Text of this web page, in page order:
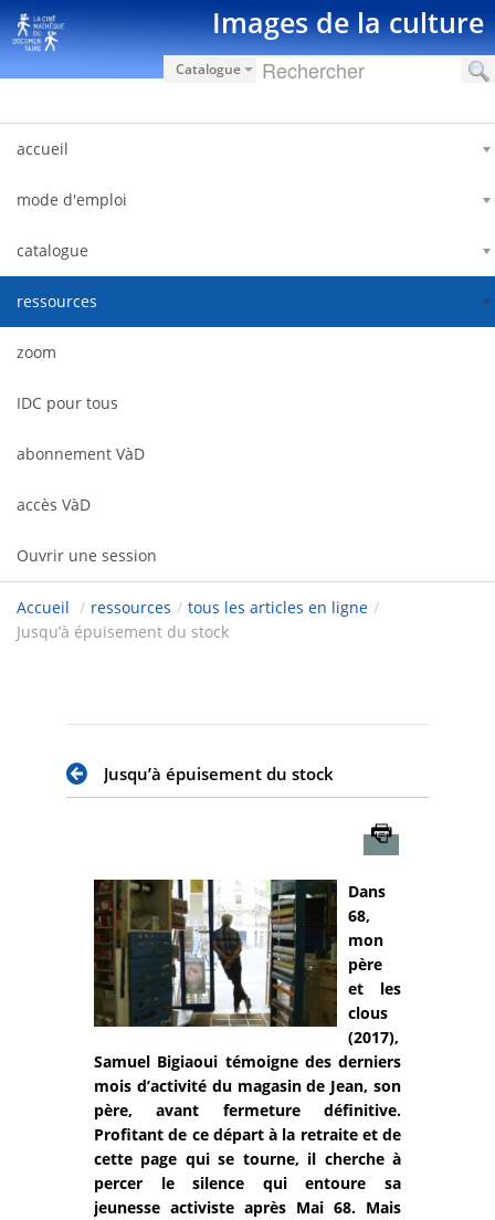
Saut au contenu Images de la culture
Catalogue
accueil
mode d'emploi
catalogue
ressources
zoom
IDC pour tous
abonnement VàD
accès VàD
Ouvrir une session
Accueil / ressources / tous les articles en ligne /
Jusqu’à épuisement du stock
Jusqu’à épuisement du stock
Dans
68,
mon
père
et les
clous
(2017),
Samuel Bigiaoui témoigne des derniers
mois d’activité du magasin de Jean, son
père, avant fermeture définitive.
Profitant de ce départ à la retraite et de
cette page qui se tourne, il cherche à
percer le silence qui entoure sa
jeunesse activiste après Mai 68. Mais